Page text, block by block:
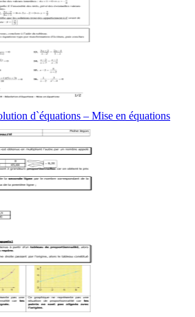
d`équations – Mise en équations